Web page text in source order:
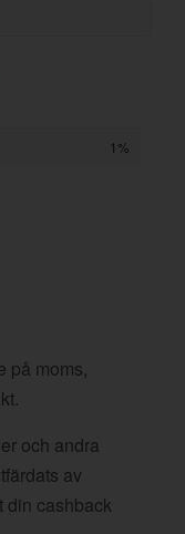
1%
på moms,
och andra
av
din cashback